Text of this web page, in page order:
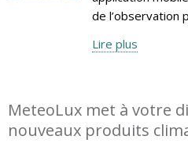
de l’observation
Lire plus
MeteoLux met à votre
nouveaux produits